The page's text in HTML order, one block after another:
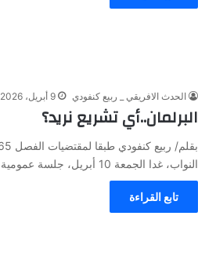
الحدث الافريقي _ ربيع كنفودي 9 أبريل، 2026
البرلمان..أي تشريع نريد؟
النواب، غدا الجمعة 10 أبريل، جلسة عمومية تخصص لافتتاح…
تابع القراءة